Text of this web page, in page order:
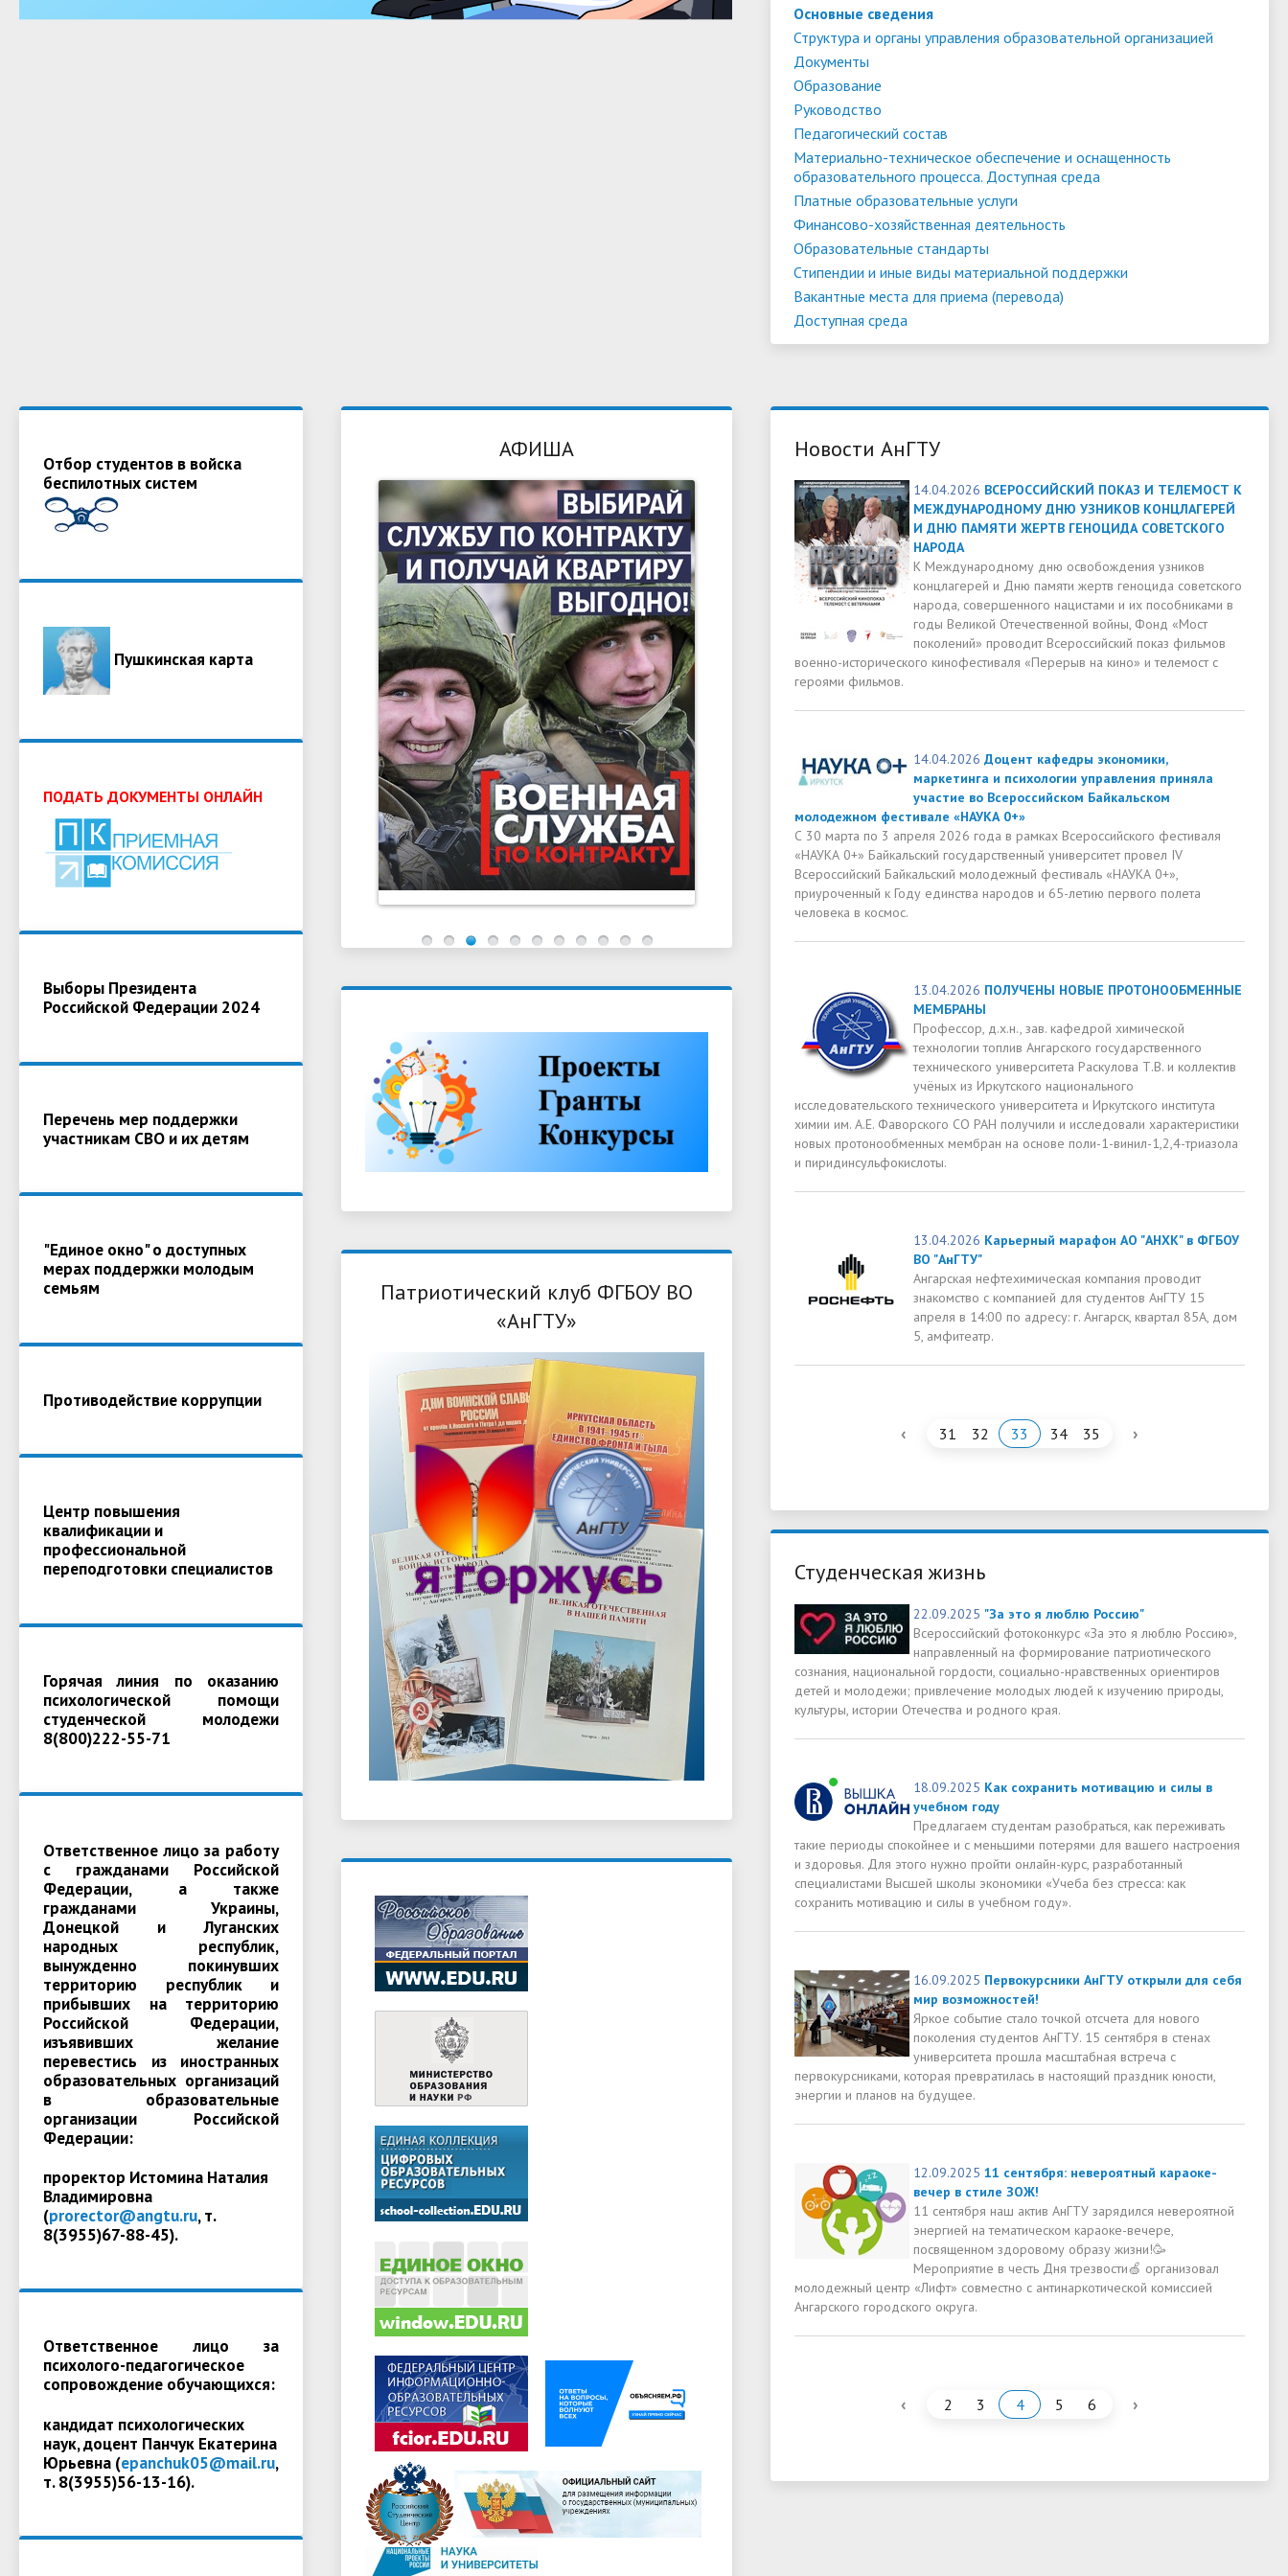
Основные сведения
Структура и органы управления образовательной организацией
Документы
Образование
Руководство
Педагогический состав
Материально-техническое обеспечение и оснащенность
образовательного процесса. Доступная среда
Платные образовательные услуги
Финансово-хозяйственная деятельность
Образовательные стандарты
Стипендии и иные виды материальной поддержки
Вакантные места для приема (перевода)
Доступная среда
Отбор студентов в войска
беспилотных систем
Пушкинская карта
ПОДАТЬ ДОКУМЕНТЫ ОНЛАЙН
Выборы Президента
Российской Федерации 2024
Перечень мер поддержки
участникам СВО и их детям
"Единое окно" о доступных
мерах поддержки молодым
семьям
Противодействие коррупции
Центр повышения
квалификации и
профессиональной
переподготовки специалистов
Горячая линия по оказанию
психологической помощи
студенческой молодежи
8(800)222-55-71
Ответственное лицо за работу
с гражданами Российской
Федерации, а также
гражданами Украины,
Донецкой и Луганских
народных республик,
вынужденно покинувших
территорию республик и
прибывших на территорию
Российской Федерации,
изъявивших желание
перевестись из иностранных
образовательных организаций
в образовательные
организации Российской
Федерации:
проректор Истомина Наталия
Владимировна
(prorector@angtu.ru, т.
8(3955)67-88-45).
Ответственное лицо за
психолого-педагогическое
сопровождение обучающихся:
кандидат психологических
наук, доцент Панчук Екатерина
Юрьевна (epanchuk05@mail.ru,
т. 8(3955)56-13-16).
АФИША
Патриотический клуб ФГБОУ ВО
«АнГТУ»
Новости АнГТУ
14.04.2026 ВСЕРОССИЙСКИЙ ПОКАЗ И ТЕЛЕМОСТ К
МЕЖДУНАРОДНОМУ ДНЮ УЗНИКОВ КОНЦЛАГЕРЕЙ
И ДНЮ ПАМЯТИ ЖЕРТВ ГЕНОЦИДА СОВЕТСКОГО
НАРОДА
К Международному дню освобождения узников
концлагерей и Дню памяти жертв геноцида советского
народа, совершенного нацистами и их пособниками в
годы Великой Отечественной войны, Фонд «Мост
поколений» проводит Всероссийский показ фильмов
военно-исторического кинофестиваля «Перерыв на кино» и телемост с
героями фильмов.
14.04.2026 Доцент кафедры экономики,
маркетинга и психологии управления приняла
участие во Всероссийском Байкальском
молодежном фестивале «НАУКА 0+»
С 30 марта по 3 апреля 2026 года в рамках Всероссийского фестиваля
«НАУКА 0+» Байкальский государственный университет провел IV
Всероссийский Байкальский молодежный фестиваль «НАУКА 0+»,
приуроченный к Году единства народов и 65-летию первого полета
человека в космос.
13.04.2026 ПОЛУЧЕНЫ НОВЫЕ ПРОТОНООБМЕННЫЕ
МЕМБРАНЫ
Профессор, д.х.н., зав. кафедрой химической
технологии топлив Ангарского государственного
технического университета Раскулова Т.В. и коллектив
учёных из Иркутского национального
исследовательского технического университета и Иркутского института
химии им. А.Е. Фаворского СО РАН получили и исследовали характеристики
новых протонообменных мембран на основе поли-1-винил-1,2,4-триазола
и пиридинсульфокислоты.
13.04.2026 Карьерный марафон АО "АНХК" в ФГБОУ
ВО "АнГТУ"
Ангарская нефтехимическая компания проводит
знакомство с компанией для студентов АнГТУ 15
апреля в 14:00 по адресу: г. Ангарск, квартал 85А, дом
5, амфитеатр.
‹ 31 32 33 34 35 ›
Студенческая жизнь
22.09.2025 "За это я люблю Россию"
Всероссийский фотоконкурс «За это я люблю Россию»,
направленный на формирование патриотического
сознания, национальной гордости, социально-нравственных ориентиров
детей и молодежи; привлечение молодых людей к изучению природы,
культуры, истории Отечества и родного края.
18.09.2025 Как сохранить мотивацию и силы в
учебном году
Предлагаем студентам разобраться, как переживать
такие периоды спокойнее и с меньшими потерями для вашего настроения
и здоровья. Для этого нужно пройти онлайн-курс, разработанный
специалистами Высшей школы экономики «Учеба без стресса: как
сохранить мотивацию и силы в учебном году».
16.09.2025 Первокурсники АнГТУ открыли для себя
мир возможностей!
Яркое событие стало точкой отсчета для нового
поколения студентов АнГТУ. 15 сентября в стенах
университета прошла масштабная встреча с
первокурсниками, которая превратилась в настоящий праздник юности,
энергии и планов на будущее.
12.09.2025 11 сентября: невероятный караоке-
вечер в стиле ЗОЖ!
11 сентября наш актив АнГТУ зарядился невероятной
энергией на тематическом караоке-вечере,
посвященном здоровому образу жизни!🥳
Мероприятие в честь Дня трезвости🍏 организовал
молодежный центр «Лифт» совместно с антинаркотической комиссией
Ангарского городского округа.
‹ 2 3 4 5 6 ›